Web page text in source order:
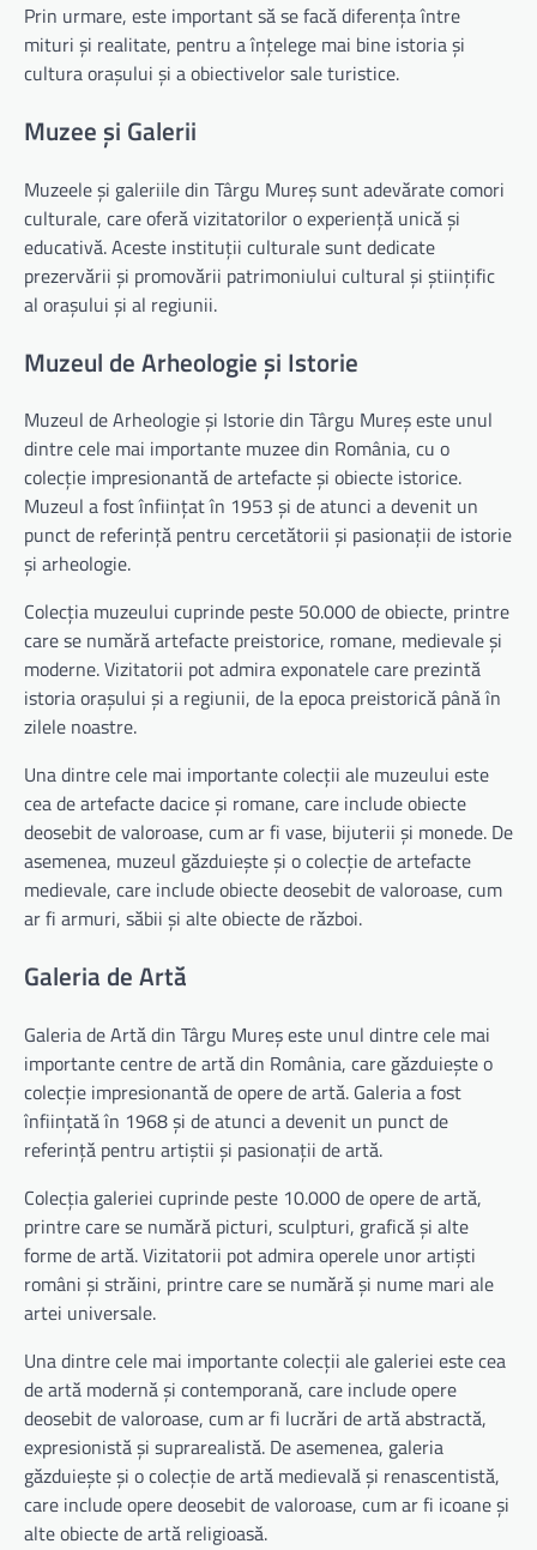
Prin urmare, este important să se facă diferența între
mituri și realitate, pentru a înțelege mai bine istoria și
cultura orașului și a obiectivelor sale turistice.
Muzee și Galerii
Muzeele și galeriile din Târgu Mureș sunt adevărate comori
culturale, care oferă vizitatorilor o experiență unică și
educativă. Aceste instituții culturale sunt dedicate
prezervării și promovării patrimoniului cultural și științific
al orașului și al regiunii.
Muzeul de Arheologie și Istorie
Muzeul de Arheologie și Istorie din Târgu Mureș este unul
dintre cele mai importante muzee din România, cu o
colecție impresionantă de artefacte și obiecte istorice.
Muzeul a fost înființat în 1953 și de atunci a devenit un
punct de referință pentru cercetătorii și pasionații de istorie
și arheologie.
Colecția muzeului cuprinde peste 50.000 de obiecte, printre
care se numără artefacte preistorice, romane, medievale și
moderne. Vizitatorii pot admira exponatele care prezintă
istoria orașului și a regiunii, de la epoca preistorică până în
zilele noastre.
Una dintre cele mai importante colecții ale muzeului este
cea de artefacte dacice și romane, care include obiecte
deosebit de valoroase, cum ar fi vase, bijuterii și monede. De
asemenea, muzeul găzduiește și o colecție de artefacte
medievale, care include obiecte deosebit de valoroase, cum
ar fi armuri, săbii și alte obiecte de război.
Galeria de Artă
Galeria de Artă din Târgu Mureș este unul dintre cele mai
importante centre de artă din România, care găzduiește o
colecție impresionantă de opere de artă. Galeria a fost
înființată în 1968 și de atunci a devenit un punct de
referință pentru artiștii și pasionații de artă.
Colecția galeriei cuprinde peste 10.000 de opere de artă,
printre care se numără picturi, sculpturi, grafică și alte
forme de artă. Vizitatorii pot admira operele unor artiști
români și străini, printre care se numără și nume mari ale
artei universale.
Una dintre cele mai importante colecții ale galeriei este cea
de artă modernă și contemporană, care include opere
deosebit de valoroase, cum ar fi lucrări de artă abstractă,
expresionistă și suprarealistă. De asemenea, galeria
găzduiește și o colecție de artă medievală și renascentistă,
care include opere deosebit de valoroase, cum ar fi icoane și
alte obiecte de artă religioasă.